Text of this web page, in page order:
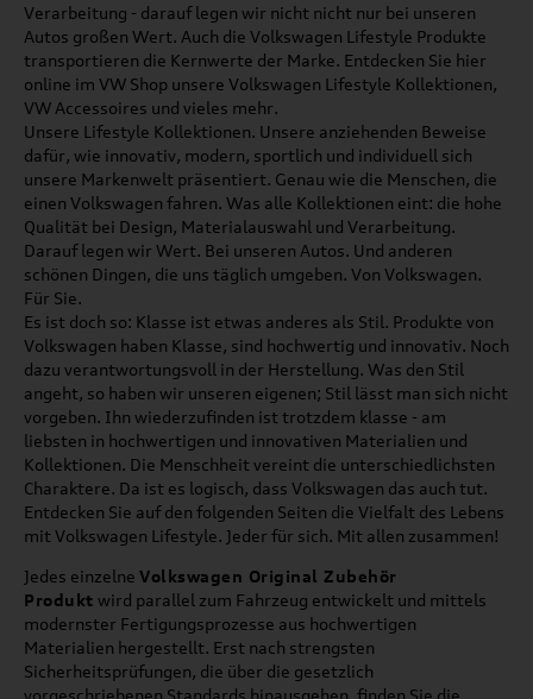
Verarbeitung - darauf legen wir nicht nicht nur bei unseren
Autos großen Wert. Auch die Volkswagen Lifestyle Produkte
transportieren die Kernwerte der Marke. Entdecken Sie hier
online im VW Shop unsere Volkswagen Lifestyle Kollektionen,
VW Accessoires und vieles mehr.
Unsere Lifestyle Kollektionen. Unsere anziehenden Beweise
dafür, wie innovativ, modern, sportlich und individuell sich
unsere Markenwelt präsentiert. Genau wie die Menschen, die
einen Volkswagen fahren. Was alle Kollektionen eint: die hohe
Qualität bei Design, Materialauswahl und Verarbeitung.
Darauf legen wir Wert. Bei unseren Autos. Und anderen
schönen Dingen, die uns täglich umgeben. Von Volkswagen.
Für Sie.
Es ist doch so: Klasse ist etwas anderes als Stil. Produkte von
Volkswagen haben Klasse, sind hochwertig und innovativ. Noch
dazu verantwortungsvoll in der Herstellung. Was den Stil
angeht, so haben wir unseren eigenen; Stil lässt man sich nicht
vorgeben. Ihn wiederzufinden ist trotzdem klasse - am
liebsten in hochwertigen und innovativen Materialien und
Kollektionen. Die Menschheit vereint die unterschiedlichsten
Charaktere. Da ist es logisch, dass Volkswagen das auch tut.
Entdecken Sie auf den folgenden Seiten die Vielfalt des Lebens
mit Volkswagen Lifestyle. Jeder für sich. Mit allen zusammen!
Jedes einzelne Volkswagen Original Zubehör
Produkt wird parallel zum Fahrzeug entwickelt und mittels
modernster Fertigungsprozesse aus hochwertigen
Materialien hergestellt. Erst nach strengsten
Sicherheitsprüfungen, die über die gesetzlich
vorgeschriebenen Standards hinausgehen, finden Sie die